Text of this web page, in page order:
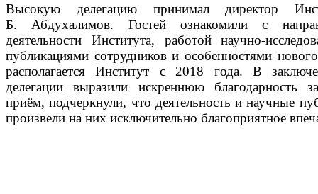
Высокую делегацию принимал директор
Б. Абдухалимов. Гостей ознакомили с
деятельности Института, работой научно-
публикациями сотрудников и особенностями
располагается Институт с 2018 года. В
делегации выразили искреннюю благодарность
приём, подчеркнули, что деятельность и научные
произвели на них исключительно благоприятное